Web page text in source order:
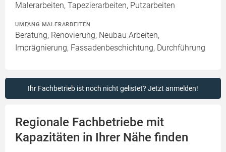
Malerarbeiten, Tapezierarbeiten, Putzarbeiten
UMFANG MALERARBEITEN
Beratung, Renovierung, Neubau Arbeiten,
Imprägnierung, Fassadenbeschichtung, Durchführung
Ihr Fachbetrieb ist noch nicht gelistet? Jetzt anmelden!
Regionale Fachbetriebe mit
Kapazitäten in Ihrer Nähe finden